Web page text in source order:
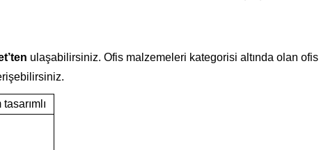
ulaşabilirsiniz. Ofis malzemeleri kategorisi altında olan ofis